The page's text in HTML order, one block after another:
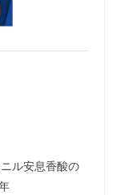
ル安息香酸の